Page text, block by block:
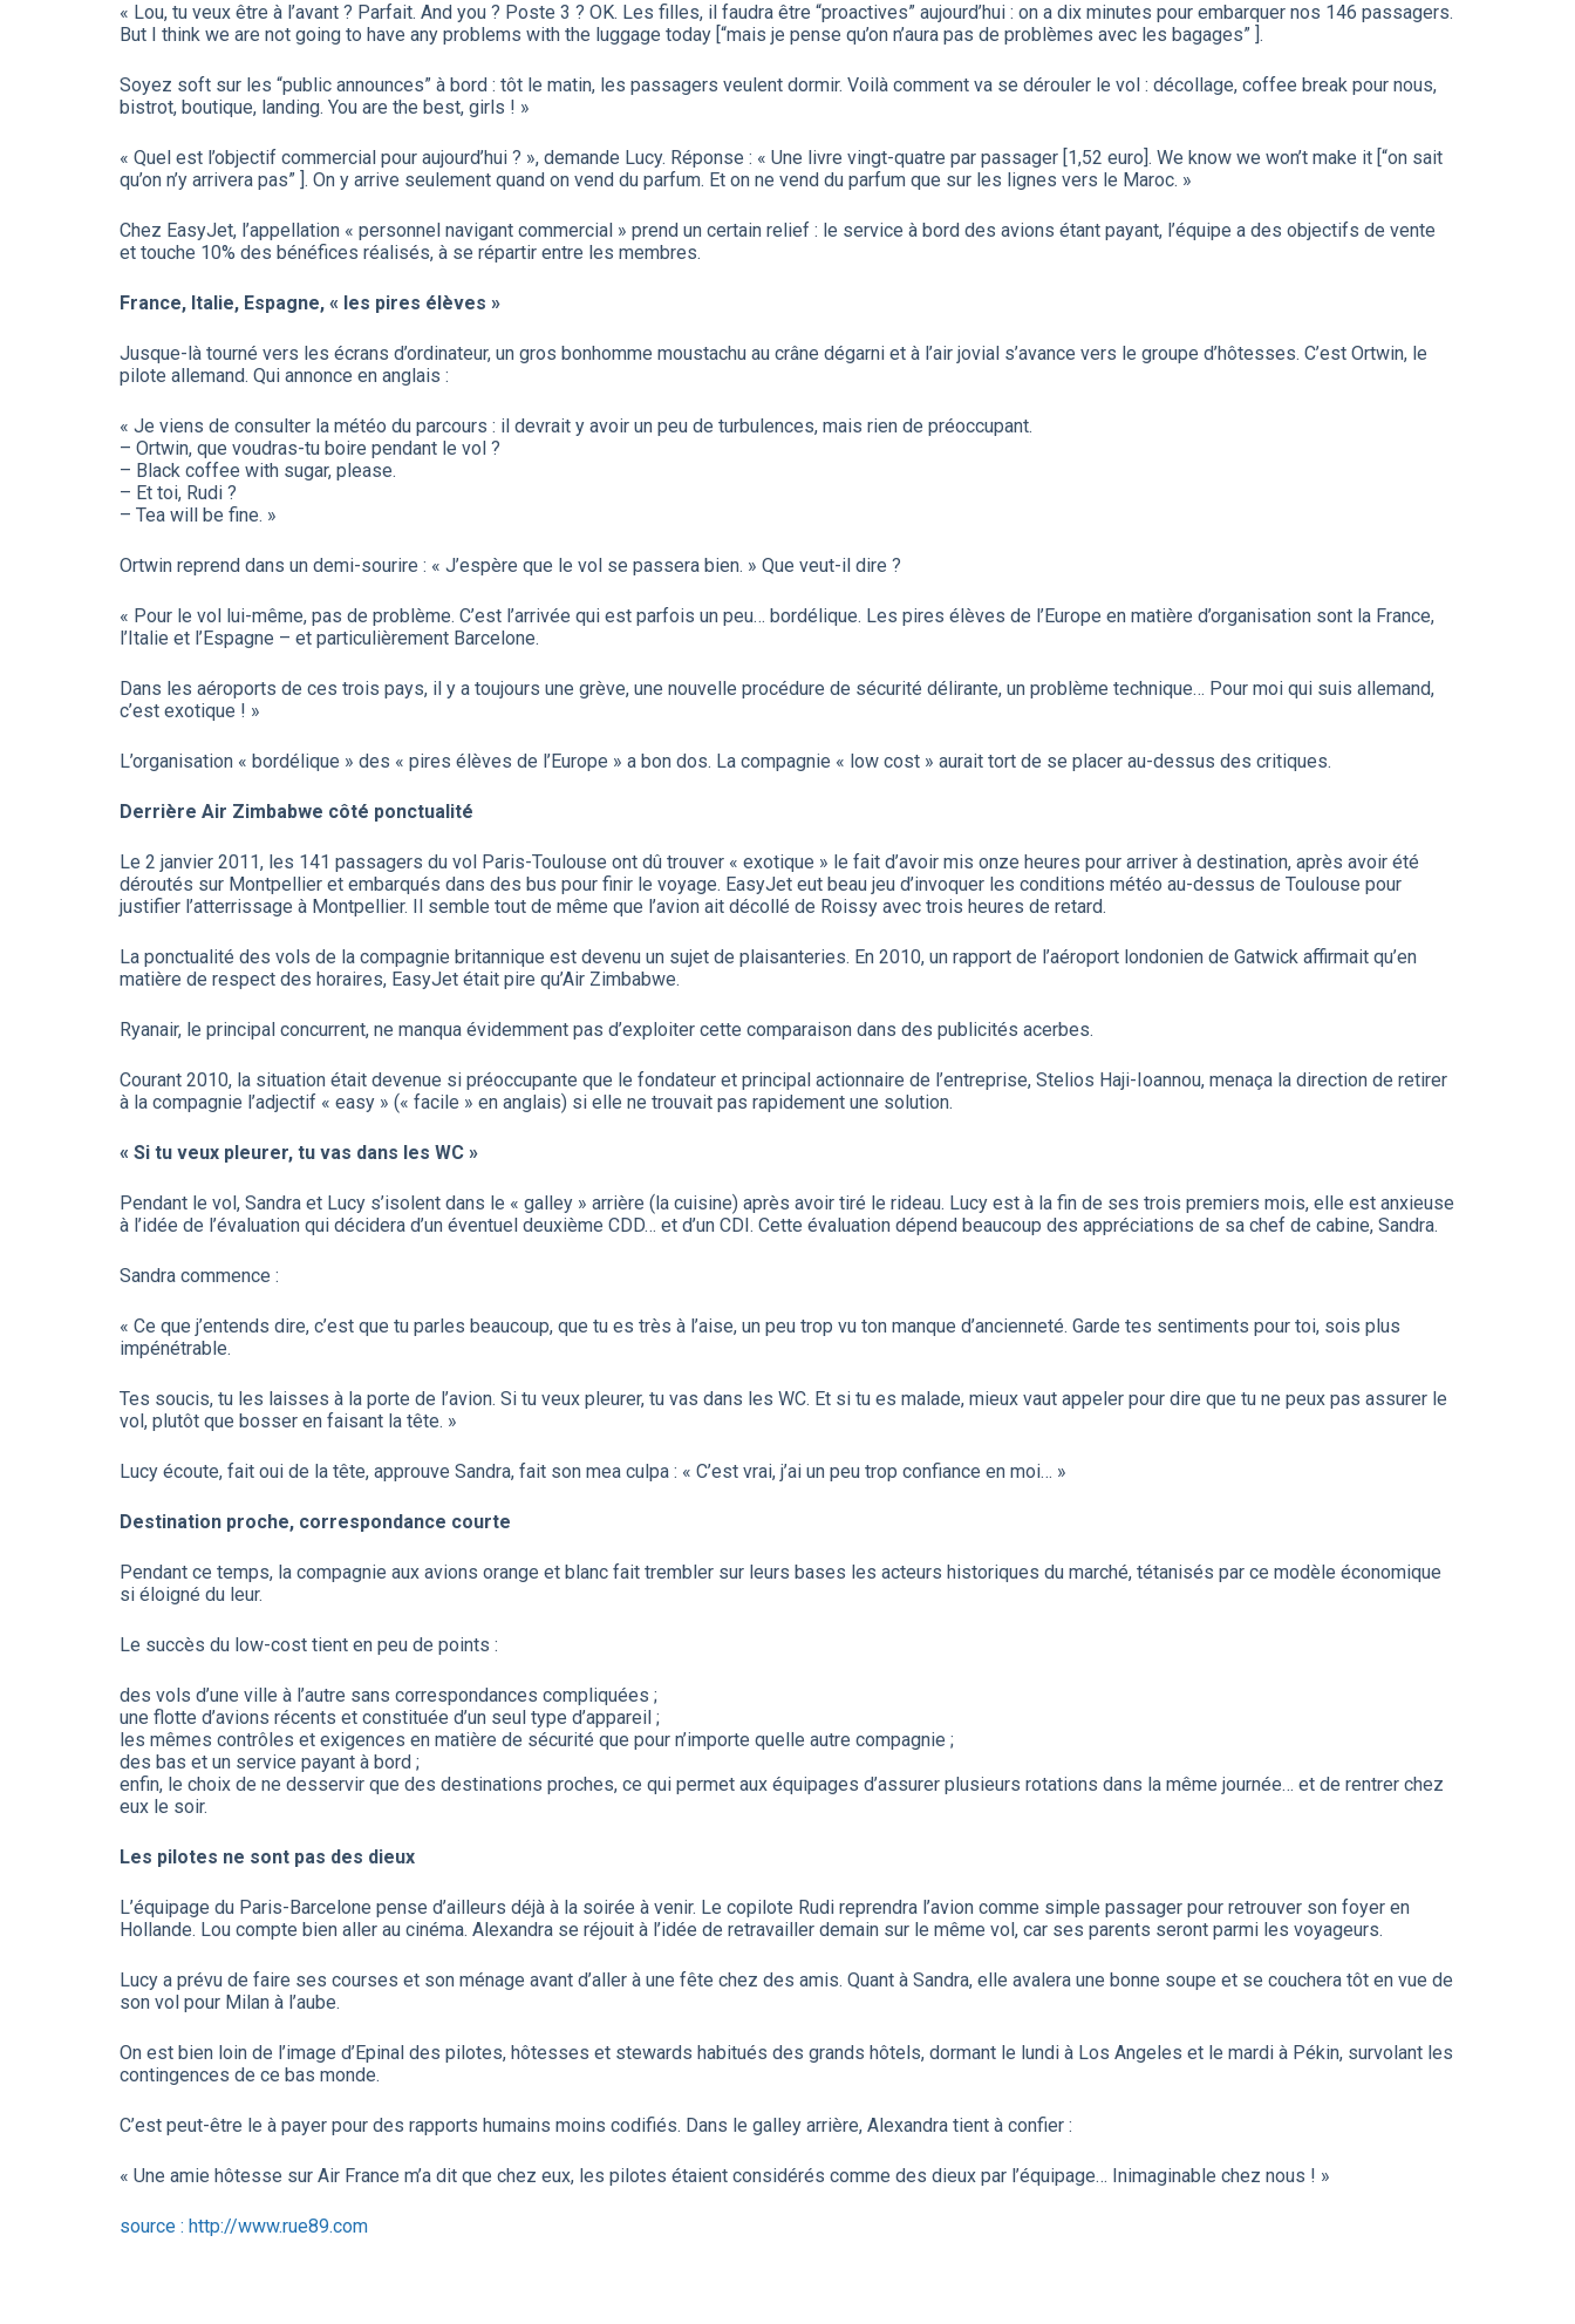
« Lou, tu veux être à l’avant ? Parfait. And you ? Poste 3 ? OK. Les filles, il faudra être “proactives” aujourd’hui : on a dix minutes pour embarquer nos 146 passagers.
But I think we are not going to have any problems with the luggage today [“mais je pense qu’on n’aura pas de problèmes avec les bagages” ].
Soyez soft sur les “public announces” à bord : tôt le matin, les passagers veulent dormir. Voilà comment va se dérouler le vol : décollage, coffee break pour nous,
bistrot, boutique, landing. You are the best, girls ! »
« Quel est l’objectif commercial pour aujourd’hui ? », demande Lucy. Réponse : « Une livre vingt-quatre par passager [1,52 euro]. We know we won’t make it [“on sait
qu’on n’y arrivera pas” ]. On y arrive seulement quand on vend du parfum. Et on ne vend du parfum que sur les lignes vers le Maroc. »
Chez EasyJet, l’appellation « personnel navigant commercial » prend un certain relief : le service à bord des avions étant payant, l’équipe a des objectifs de vente
et touche 10% des bénéfices réalisés, à se répartir entre les membres.
France, Italie, Espagne, « les pires élèves »
Jusque-là tourné vers les écrans d’ordinateur, un gros bonhomme moustachu au crâne dégarni et à l’air jovial s’avance vers le groupe d’hôtesses. C’est Ortwin, le
pilote allemand. Qui annonce en anglais :
« Je viens de consulter la météo du parcours : il devrait y avoir un peu de turbulences, mais rien de préoccupant.
– Ortwin, que voudras-tu boire pendant le vol ?
– Black coffee with sugar, please.
– Et toi, Rudi ?
– Tea will be fine. »
Ortwin reprend dans un demi-sourire : « J’espère que le vol se passera bien. » Que veut-il dire ?
« Pour le vol lui-même, pas de problème. C’est l’arrivée qui est parfois un peu… bordélique. Les pires élèves de l’Europe en matière d’organisation sont la France,
l’Italie et l’Espagne – et particulièrement Barcelone.
Dans les aéroports de ces trois pays, il y a toujours une grève, une nouvelle procédure de sécurité délirante, un problème technique… Pour moi qui suis allemand,
c’est exotique ! »
L’organisation « bordélique » des « pires élèves de l’Europe » a bon dos. La compagnie « low cost » aurait tort de se placer au-dessus des critiques.
Derrière Air Zimbabwe côté ponctualité
Le 2 janvier 2011, les 141 passagers du vol Paris-Toulouse ont dû trouver « exotique » le fait d’avoir mis onze heures pour arriver à destination, après avoir été
déroutés sur Montpellier et embarqués dans des bus pour finir le voyage. EasyJet eut beau jeu d’invoquer les conditions météo au-dessus de Toulouse pour
justifier l’atterrissage à Montpellier. Il semble tout de même que l’avion ait décollé de Roissy avec trois heures de retard.
La ponctualité des vols de la compagnie britannique est devenu un sujet de plaisanteries. En 2010, un rapport de l’aéroport londonien de Gatwick affirmait qu’en
matière de respect des horaires, EasyJet était pire qu’Air Zimbabwe.
Ryanair, le principal concurrent, ne manqua évidemment pas d’exploiter cette comparaison dans des publicités acerbes.
Courant 2010, la situation était devenue si préoccupante que le fondateur et principal actionnaire de l’entreprise, Stelios Haji-Ioannou, menaça la direction de retirer
à la compagnie l’adjectif « easy » (« facile » en anglais) si elle ne trouvait pas rapidement une solution.
« Si tu veux pleurer, tu vas dans les WC »
Pendant le vol, Sandra et Lucy s’isolent dans le « galley » arrière (la cuisine) après avoir tiré le rideau. Lucy est à la fin de ses trois premiers mois, elle est anxieuse
à l’idée de l’évaluation qui décidera d’un éventuel deuxième CDD… et d’un CDI. Cette évaluation dépend beaucoup des appréciations de sa chef de cabine, Sandra.
Sandra commence :
« Ce que j’entends dire, c’est que tu parles beaucoup, que tu es très à l’aise, un peu trop vu ton manque d’ancienneté. Garde tes sentiments pour toi, sois plus
impénétrable.
Tes soucis, tu les laisses à la porte de l’avion. Si tu veux pleurer, tu vas dans les WC. Et si tu es malade, mieux vaut appeler pour dire que tu ne peux pas assurer le
vol, plutôt que bosser en faisant la tête. »
Lucy écoute, fait oui de la tête, approuve Sandra, fait son mea culpa : « C’est vrai, j’ai un peu trop confiance en moi… »
Destination proche, correspondance courte
Pendant ce temps, la compagnie aux avions orange et blanc fait trembler sur leurs bases les acteurs historiques du marché, tétanisés par ce modèle économique
si éloigné du leur.
Le succès du low-cost tient en peu de points :
des vols d’une ville à l’autre sans correspondances compliquées ;
une flotte d’avions récents et constituée d’un seul type d’appareil ;
les mêmes contrôles et exigences en matière de sécurité que pour n’importe quelle autre compagnie ;
des bas et un service payant à bord ;
enfin, le choix de ne desservir que des destinations proches, ce qui permet aux équipages d’assurer plusieurs rotations dans la même journée… et de rentrer chez
eux le soir.
Les pilotes ne sont pas des dieux
L’équipage du Paris-Barcelone pense d’ailleurs déjà à la soirée à venir. Le copilote Rudi reprendra l’avion comme simple passager pour retrouver son foyer en
Hollande. Lou compte bien aller au cinéma. Alexandra se réjouit à l’idée de retravailler demain sur le même vol, car ses parents seront parmi les voyageurs.
Lucy a prévu de faire ses courses et son ménage avant d’aller à une fête chez des amis. Quant à Sandra, elle avalera une bonne soupe et se couchera tôt en vue de
son vol pour Milan à l’aube.
On est bien loin de l’image d’Epinal des pilotes, hôtesses et stewards habitués des grands hôtels, dormant le lundi à Los Angeles et le mardi à Pékin, survolant les
contingences de ce bas monde.
C’est peut-être le à payer pour des rapports humains moins codifiés. Dans le galley arrière, Alexandra tient à confier :
« Une amie hôtesse sur Air France m’a dit que chez eux, les pilotes étaient considérés comme des dieux par l’équipage… Inimaginable chez nous ! »
source : http://www.rue89.com